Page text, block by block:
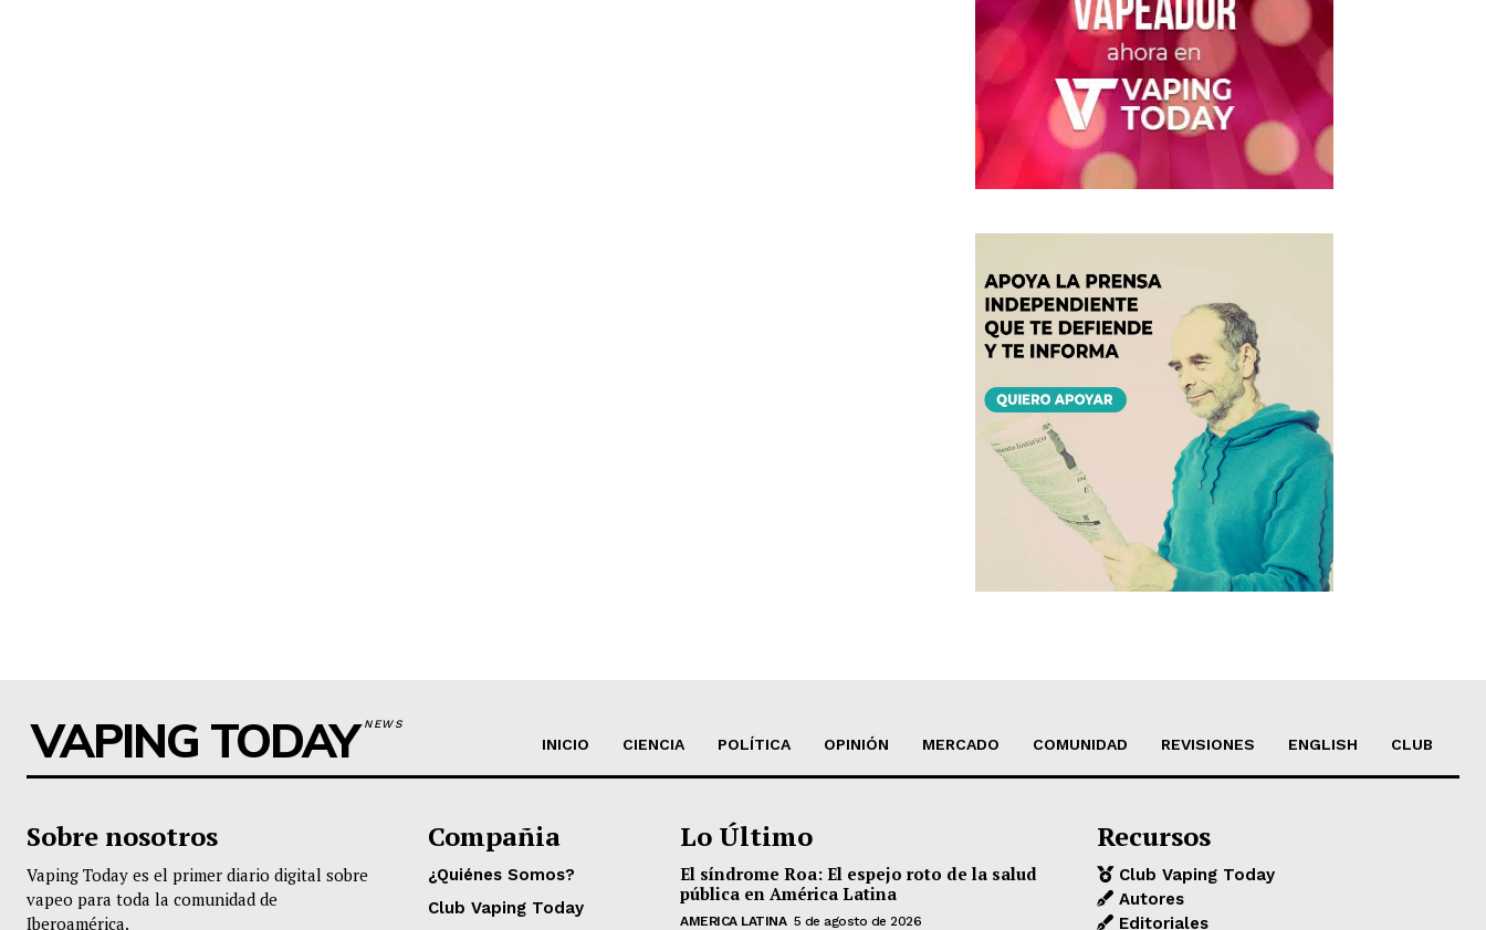
VAPING TODAYNEWS
INICIO CIENCIA POLÍTICA OPINIÓN MERCADO COMUNIDAD REVISIONES ENGLISH CLUB
Sobre nosotros
Vaping Today es el primer diario digital sobre
vapeo para toda la comunidad de
Iberoamérica.
Compañia
¿Quiénes Somos?
Club Vaping Today
Lo Último
El síndrome Roa: El espejo roto de la salud
pública en América Latina
AMERICA LATINA 5 de agosto de 2026
Recursos
Club Vaping Today
Autores
Editoriales